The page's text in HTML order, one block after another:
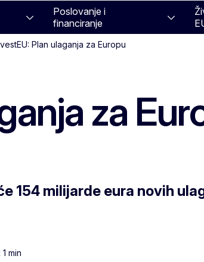
Poslovanje i
financiranje
Plan ulaganja za Europu
za
154 milijarde eura novih
min